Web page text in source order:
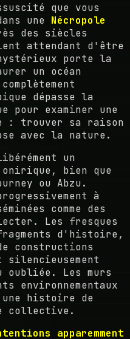
que vous
une Nécropole
des siècles
attendant d'être
porte la
un océan
dépasse la
pour examiner une
: trouver sa raison
avec la nature.
un
bien que
ou Abzu.
à
comme des
Les fresques
d'histoire,
constructions
silencieusement
oubliée. Les murs
environnementaux
une histoire de
collective.
apparemment